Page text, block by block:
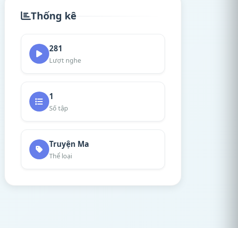
Thống kê
281
Lượt nghe
1
Số tập
Truyện Ma
Thể loại